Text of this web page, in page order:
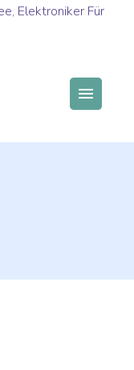
, Elektroniker Für